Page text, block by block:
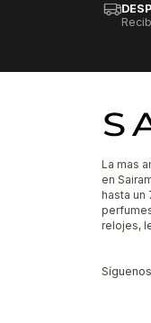
La mas
en
hasta un
relojes,
Síguenos